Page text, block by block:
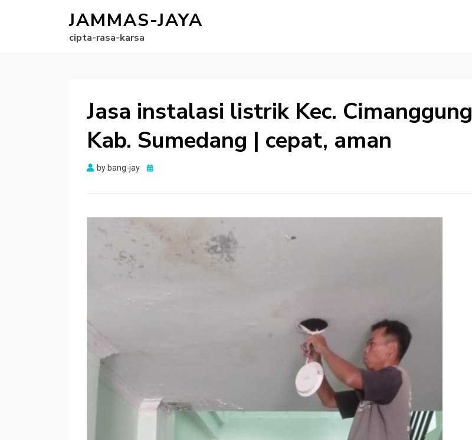
JAMMAS-JAYA
cipta-rasa-karsa
Jasa instalasi listrik Kec. Cimanggung
Kab. Sumedang | cepat, aman
by bang-jay
Posted